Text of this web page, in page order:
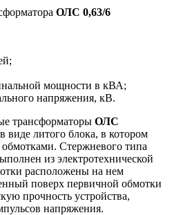
ОЛС 0,63/6
мощности в кВА;
напряжения, кВ.
трансформаторы ОЛС
виде литого блока, в котором
Стержневого типа
из электротехнической
расположены на нем
поверх первичной обмотки
прочность устройства,
напряжения.